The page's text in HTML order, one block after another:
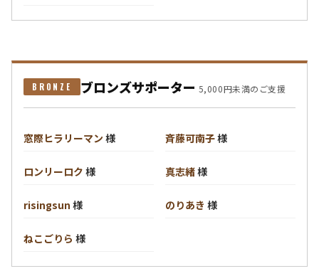
BRONZE ブロンズサポーター 5,000円未満のご支援
窓際ヒラリーマン 様 斉藤可南子様
ロンリーロク 様 真志緒様
risingsun 様 のりあき 様
ねこごりら 様